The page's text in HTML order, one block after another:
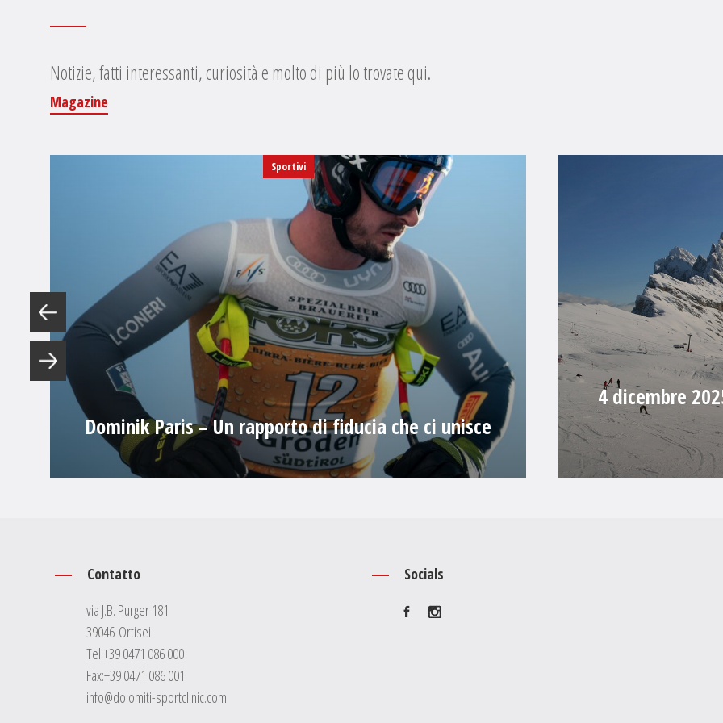
Notizie, fatti interessanti, curiosità e molto di più lo trovate qui.
Magazine
Sportivi
Dominik Paris – Un rapporto di fiducia che ci unisce
4 dicembre
Contatto
via J.B. Purger 181
39046 Ortisei
Tel.+39 0471 086 000
Fax:+39 0471 086 001
info@dolomiti-sportclinic.com
Socials